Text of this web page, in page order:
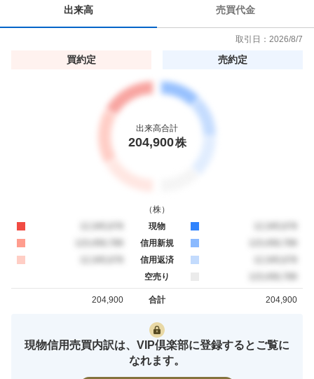
出来高 売買代金
取引日： 2026/8/7
買約定 売約定
出来高合計
204,900株
（株）
現物
信用新規
信用返済
空売り
合計
204,900 204,900
現物信用売買内訳は、VIP倶楽部に登録するとご覧に
なれます。